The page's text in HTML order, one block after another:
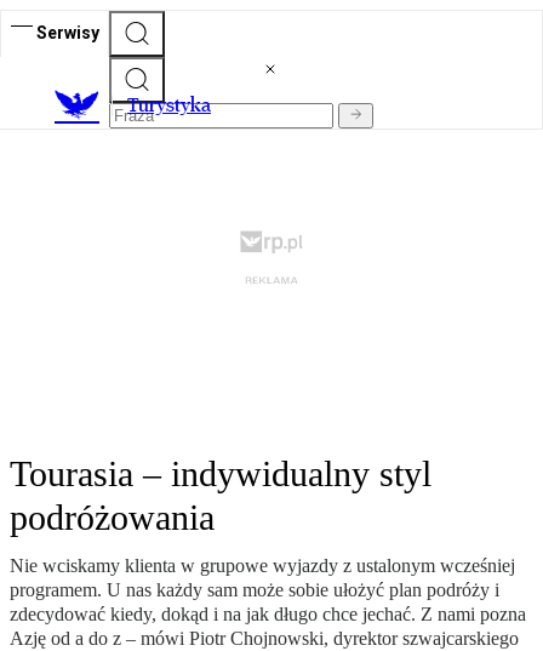
Serwisy
Turystyka
Tourasia – indywidualny styl
podróżowania
Nie wciskamy klienta w grupowe wyjazdy z ustalonym wcześniej
programem. U nas każdy sam może sobie ułożyć plan podróży i
zdecydować kiedy, dokąd i na jak długo chce jechać. Z nami pozna
Azję od a do z – mówi Piotr Chojnowski, dyrektor szwajcarskiego